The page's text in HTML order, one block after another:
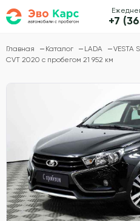
+7
Главная Каталог LADA VESTA
CVT 2020 с пробегом 21 952 км